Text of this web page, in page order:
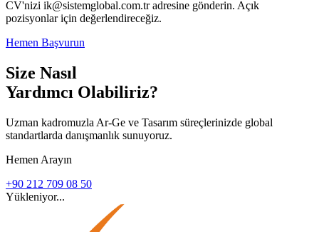
CV'nizi ik@sistemglobal.com.tr adresine gönderin. Açık
pozisyonlar için değerlendireceğiz.
Hemen Başvurun
Size Nasıl
Yardımcı Olabiliriz?
Uzman kadromuzla Ar-Ge ve Tasarım süreçlerinizde global
standartlarda danışmanlık sunuyoruz.
Hemen Arayın
+90 212 709 08 50
Yükleniyor...